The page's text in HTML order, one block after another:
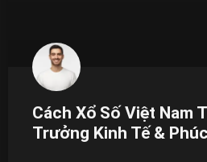
Cách Xổ Số Việt Nam
Trưởng Kinh Tế &